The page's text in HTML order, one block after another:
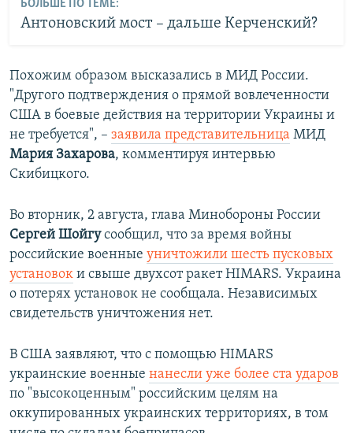
БОЛЬШЕ ПО ТЕМЕ:
Антоновский мост – дальше Керченский?
Похожим образом высказались в МИД России.
"Другого подтверждения о прямой вовлеченности
США в боевые действия на территории Украины и
не требуется", – заявила представительница МИД
Мария Захарова, комментируя интервью
Скибицкого.
Во вторник, 2 августа, глава Минобороны России
Сергей Шойгусообщил, что за время войны
российские военные уничтожили шесть пусковых
установок и свыше двухсот ракет HIMARS. Украина
о потерях установок не сообщала. Независимых
свидетельств уничтожения нет.
В США заявляют, что с помощью HIMARS
украинские военные нанесли уже более ста ударов
по "высокоценным" российским целям на
оккупированных украинских территориях, в том